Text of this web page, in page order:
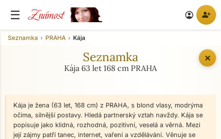
☰ Známost account_circle person_add
✕
Seznamka PRAHA Kája
Seznamka
Kája 63 let 168 cm PRAHA
Kája je žena (63 let, 168 cm) z PRAHA, s blond vlasy, modrýma
očima, silnější postavy. Hledá partnerský vztah navždy. Kája se
popisuje jako klidná, rozhodná, pozitivní, veselá a věrná. Mezi
její zájmy patří tanec, internet, vaření a vzdělávání. Věnuje se